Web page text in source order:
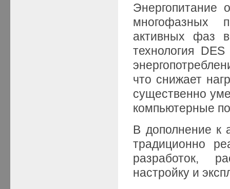
Энергопитание
многофазных
активных фаз
технология
что снижает
существенно
компьютерные
В дополнение к
традиционно
разработок,
настройку и